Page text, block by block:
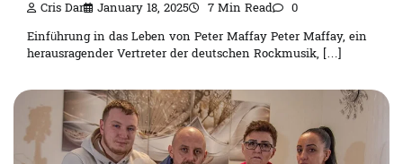
Cris Dar January 18, 2025 7 Min Read 0
Einführung in das Leben von Peter Maffay Peter Maffay, ein
herausragender Vertreter der deutschen Rockmusik, […]